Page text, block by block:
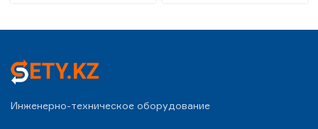
Инженерно-техническое оборудование